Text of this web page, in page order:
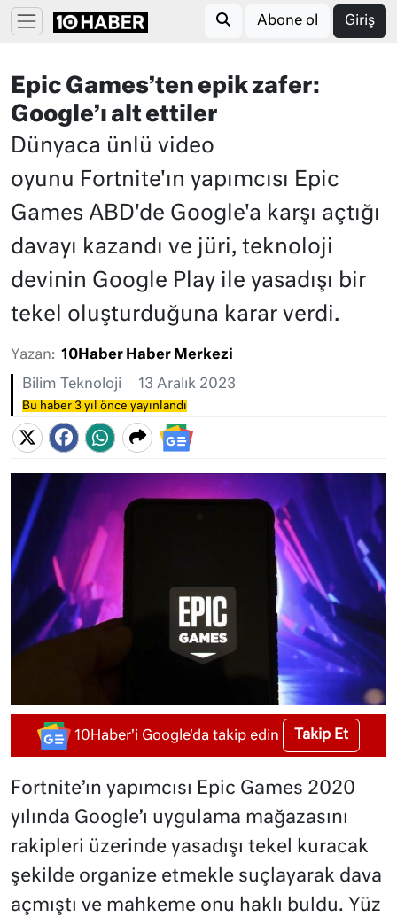
Abone ol Giriş
Epic Games’ten epik zafer:
Google’ı alt ettiler
Dünyaca ünlü video
oyunu Fortnite'ın yapımcısı Epic
Games ABD'de Google'a karşı açtığı
davayı kazandı ve jüri, teknoloji
devinin Google Play ile yasadışı bir
tekel oluşturduğuna karar verdi.
Yazan: 10Haber Haber Merkezi
Bilim Teknoloji 13 Aralık 2023
Bu haber 3 yıl önce yayınlandı
10Haber'i Google'da takip edin Takip Et
Fortnite’ın yapımcısı Epic Games 2020
yılında Google’ı uygulama mağazasını
rakipleri üzerinde yasadışı tekel kuracak
şekilde organize etmekle suçlayarak dava
açmıştı ve mahkeme onu haklı buldu. Yüz